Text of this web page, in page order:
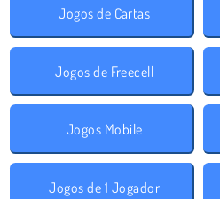
Jogos de Cartas
Jogos de Freecell
Jogos Mobile
Jogos de 1 Jogador